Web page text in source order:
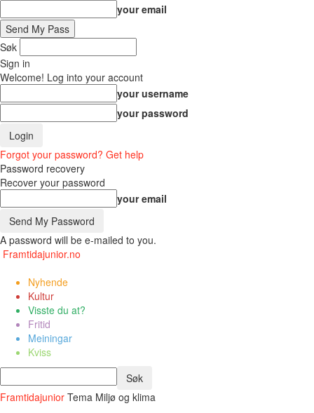
your email
Søk
Sign in
Welcome! Log into your account
your username
your password
Forgot your password? Get help
Password recovery
Recover your password
your email
A password will be e-mailed to you.
Framtidajunior.no
Nyhende
Kultur
Visste du at?
Fritid
Meiningar
Kviss
Framtidajunior Tema Miljø og klima